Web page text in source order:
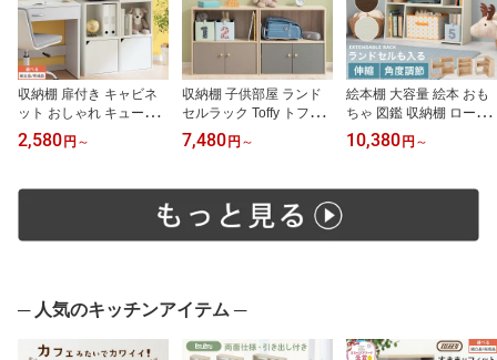
収納棚 扉付き キャビネ
ット おしゃれ キューブ
ボックス 35cm カラーボ
ックス 一段 オープンボ
納 キューブ 正方形 1段 2
段 ラック 書棚 収納ボッ
クス 前開き 木製 本棚 デ
ィスプレイラック 【組立
2,580円 ～
収納棚 子供部屋 ランド
セルラック Toffy トフィ
ー 絵本棚 幅60cm ランド
セル収納 おもちゃ 収納
方形 オープン収納 約 高
さ60 奥行30 キッズ 淡色
インテリア 韓国風 PUTU
PUTU グレージュ/グレー
7,480円 ～
絵本棚 大容量 絵本 おも
ちゃ 図鑑 収納棚 ロータ
イプ 学習本棚 絵本収納
棚 子供部屋 リビング 収
ック 約 幅 70cm 高さ 90
【組立品/完成品が選べ
10,380円 ～
─ 人気のキッチンアイテム ─